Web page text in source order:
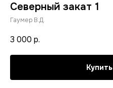
Северный закат 1
Гаумер В.Д.
3 000 р.
Купить